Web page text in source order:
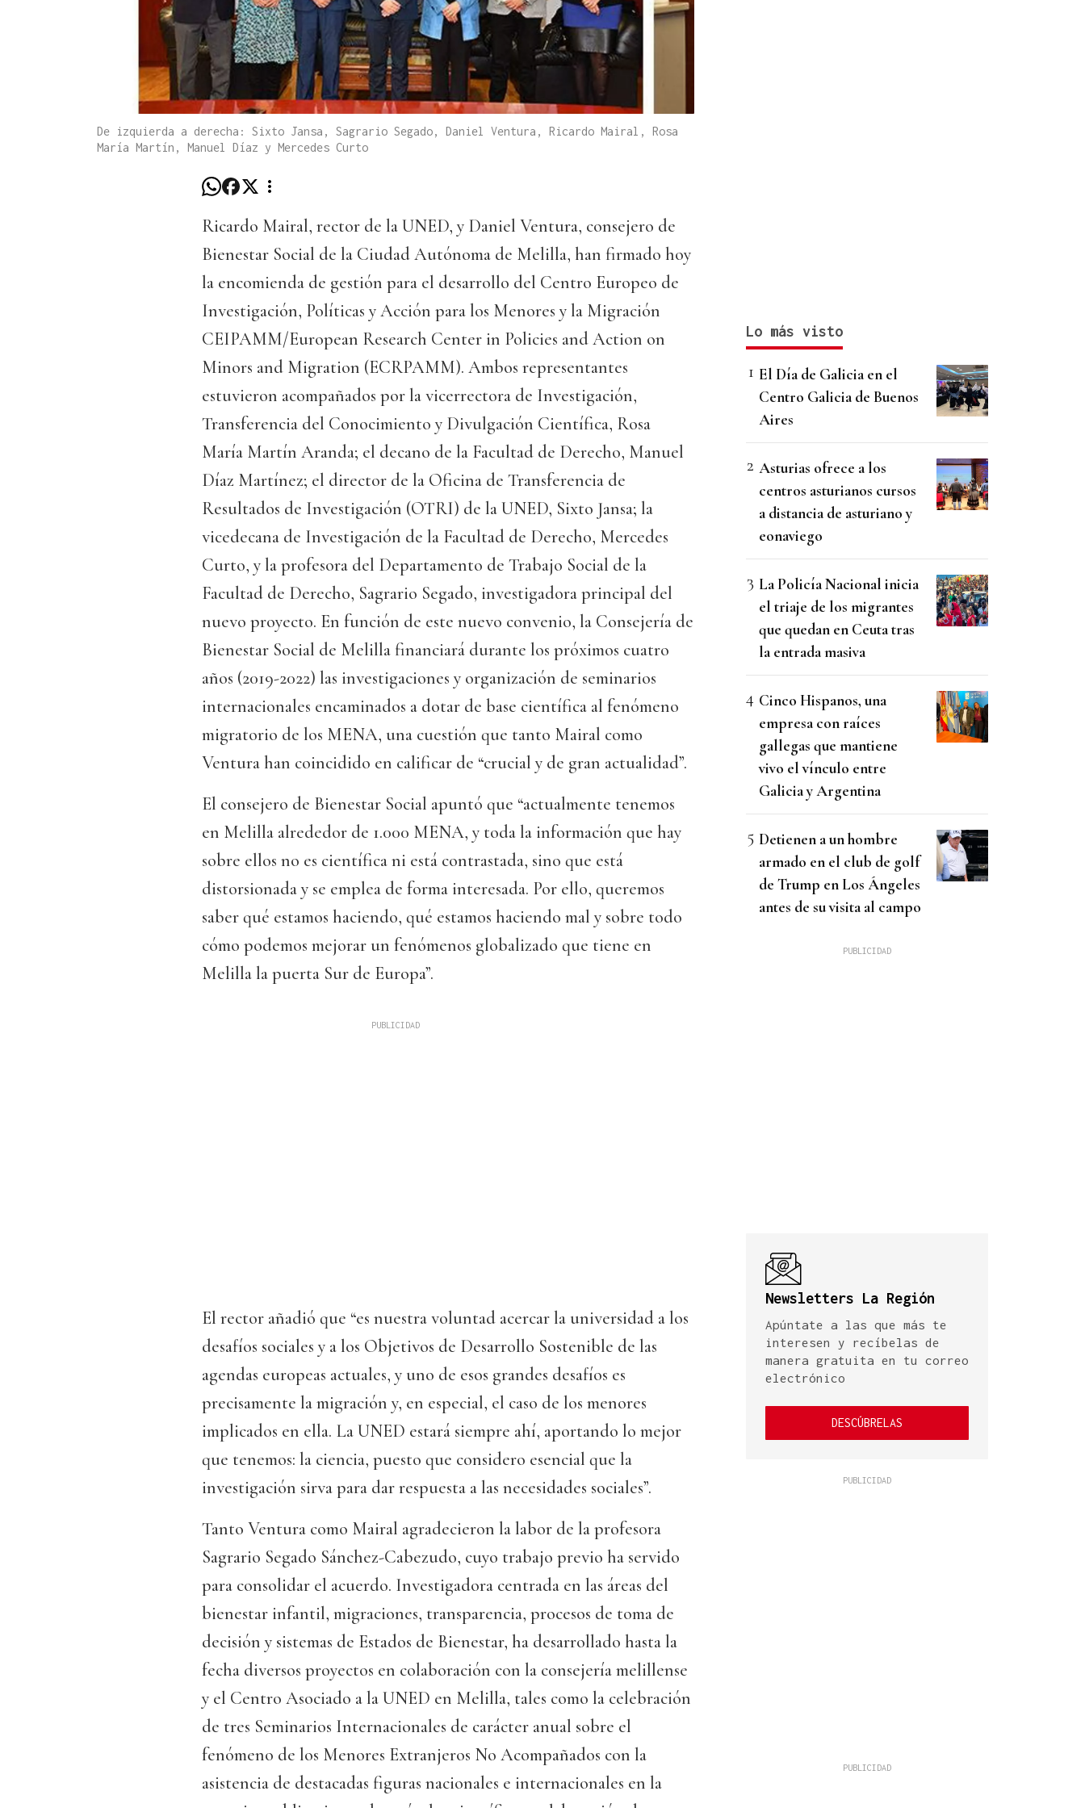
De izquierda a derecha: Sixto Jansa, Sagrario Segado, Daniel Ventura, Ricardo Mairal, Rosa
María Martín, Manuel Díaz y Mercedes Curto
Ricardo Mairal, rector de la UNED, y Daniel Ventura, consejero de
Bienestar Social de la Ciudad Autónoma de Melilla, han firmado hoy
la encomienda de gestión para el desarrollo del Centro Europeo de
Investigación, Políticas y Acción para los Menores y la Migración
CEIPAMM/European Research Center in Policies and Action on
Minors and Migration (ECRPAMM). Ambos representantes
estuvieron acompañados por la vicerrectora de Investigación,
Transferencia del Conocimiento y Divulgación Científica, Rosa
María Martín Aranda; el decano de la Facultad de Derecho, Manuel
Díaz Martínez; el director de la Oficina de Transferencia de
Resultados de Investigación (OTRI) de la UNED, Sixto Jansa; la
vicedecana de Investigación de la Facultad de Derecho, Mercedes
Curto, y la profesora del Departamento de Trabajo Social de la
Facultad de Derecho, Sagrario Segado, investigadora principal del
nuevo proyecto. En función de este nuevo convenio, la Consejería de
Bienestar Social de Melilla financiará durante los próximos cuatro
años (2019-2022) las investigaciones y organización de seminarios
internacionales encaminados a dotar de base científica al fenómeno
migratorio de los MENA, una cuestión que tanto Mairal como
Ventura han coincidido en calificar de “crucial y de gran actualidad”.
El consejero de Bienestar Social apuntó que “actualmente tenemos
en Melilla alrededor de 1.000 MENA, y toda la información que hay
sobre ellos no es científica ni está contrastada, sino que está
distorsionada y se emplea de forma interesada. Por ello, queremos
saber qué estamos haciendo, qué estamos haciendo mal y sobre todo
cómo podemos mejorar un fenómenos globalizado que tiene en
Melilla la puerta Sur de Europa”.
El rector añadió que “es nuestra voluntad acercar la universidad a los
desafíos sociales y a los Objetivos de Desarrollo Sostenible de las
agendas europeas actuales, y uno de esos grandes desafíos es
precisamente la migración y, en especial, el caso de los menores
implicados en ella. La UNED estará siempre ahí, aportando lo mejor
que tenemos: la ciencia, puesto que considero esencial que la
investigación sirva para dar respuesta a las necesidades sociales”.
Tanto Ventura como Mairal agradecieron la labor de la profesora
Sagrario Segado Sánchez-Cabezudo, cuyo trabajo previo ha servido
para consolidar el acuerdo. Investigadora centrada en las áreas del
bienestar infantil, migraciones, transparencia, procesos de toma de
decisión y sistemas de Estados de Bienestar, ha desarrollado hasta la
fecha diversos proyectos en colaboración con la consejería melillense
y el Centro Asociado a la UNED en Melilla, tales como la celebración
de tres Seminarios Internacionales de carácter anual sobre el
fenómeno de los Menores Extranjeros No Acompañados con la
asistencia de destacadas figuras nacionales e internacionales en la
Lo más visto
El Día de Galicia en el
Centro Galicia de Buenos
Aires
Asturias ofrece a los
centros asturianos cursos
a distancia de asturiano y
eonaviego
La Policía Nacional inicia
el triaje de los migrantes
que quedan en Ceuta tras
la entrada masiva
Cinco Hispanos, una
empresa con raíces
gallegas que mantiene
vivo el vínculo entre
Galicia y Argentina
Detienen a un hombre
armado en el club de golf
de Trump en Los Ángeles
antes de su visita al campo
Newsletters La Región
Apúntate a las que más te
interesen y recíbelas de
manera gratuita en tu correo
electrónico
DESCÚBRELAS